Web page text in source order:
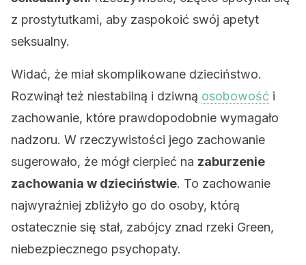
z prostytutkami, aby zaspokoić swój apetyt
seksualny.
Widać, że miał skomplikowane dzieciństwo.
Rozwinął też niestabilną i dziwną osobowość i
zachowanie, które prawdopodobnie wymagało
nadzoru. W rzeczywistości jego zachowanie
sugerowało, że mógł cierpieć na zaburzenie
zachowania w dzieciństwie. To zachowanie
najwyraźniej zbliżyło go do osoby, którą
ostatecznie się stał, zabójcy znad rzeki Green,
niebezpiecznego psychopaty.